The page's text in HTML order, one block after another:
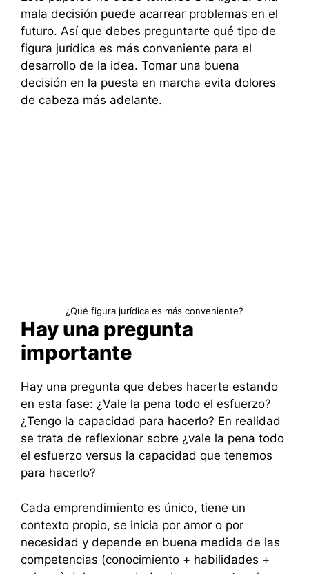
mala decisión puede acarrear problemas en el
futuro. Así que debes preguntarte qué tipo de
figura jurídica es más conveniente para el
desarrollo de la idea. Tomar una buena
decisión en la puesta en marcha evita dolores
de cabeza más adelante.
¿Qué figura jurídica es más conveniente?
Hay una pregunta
importante
Hay una pregunta que debes hacerte estando
en esta fase: ¿Vale la pena todo el esfuerzo?
¿Tengo la capacidad para hacerlo? En realidad
se trata de reflexionar sobre ¿vale la pena todo
el esfuerzo versus la capacidad que tenemos
para hacerlo?
Cada emprendimiento es único, tiene un
contexto propio, se inicia por amor o por
necesidad y depende en buena medida de las
competencias (conocimiento + habilidades +